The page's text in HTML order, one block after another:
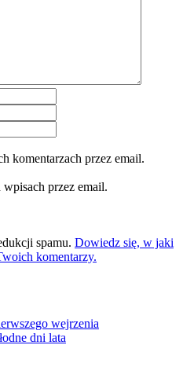
komentarzach przez email.
przez email.
spamu. Dowiedz się, w jaki
komentarzy.
wejrzenia
dni lata